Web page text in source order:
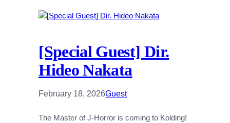
[Special Guest] Dir.
Hideo Nakata
February 18, 2026Guest
The Master of J-Horror is coming to Kolding!